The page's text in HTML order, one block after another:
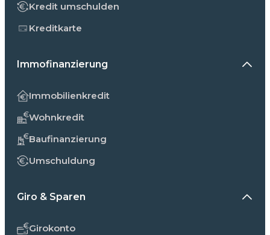
Kredit umschulden
Kreditkarte
Immofinanzierung
Immobilienkredit
Wohnkredit
Baufinanzierung
Umschuldung
Giro & Sparen
Girokonto